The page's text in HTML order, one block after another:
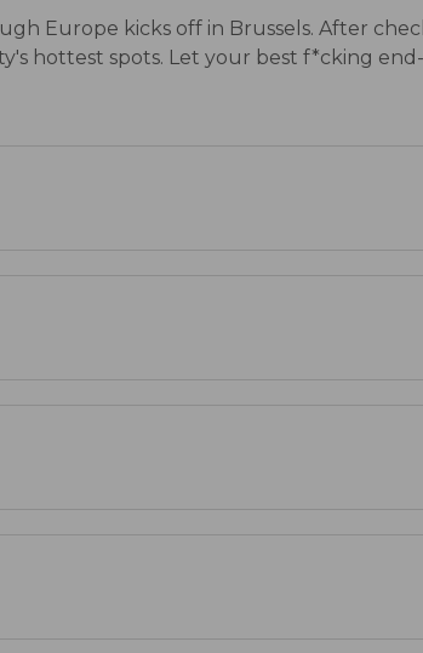
Europe kicks off in Brussels. After
hottest spots. Let your best f*cking